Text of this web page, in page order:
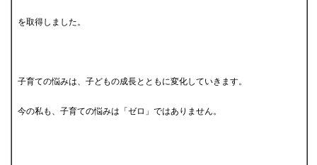
を取得しました。
子育ての悩みは、子どもの成長とともに変化していきます。
今の私も、子育ての悩みは「ゼロ」ではありません。